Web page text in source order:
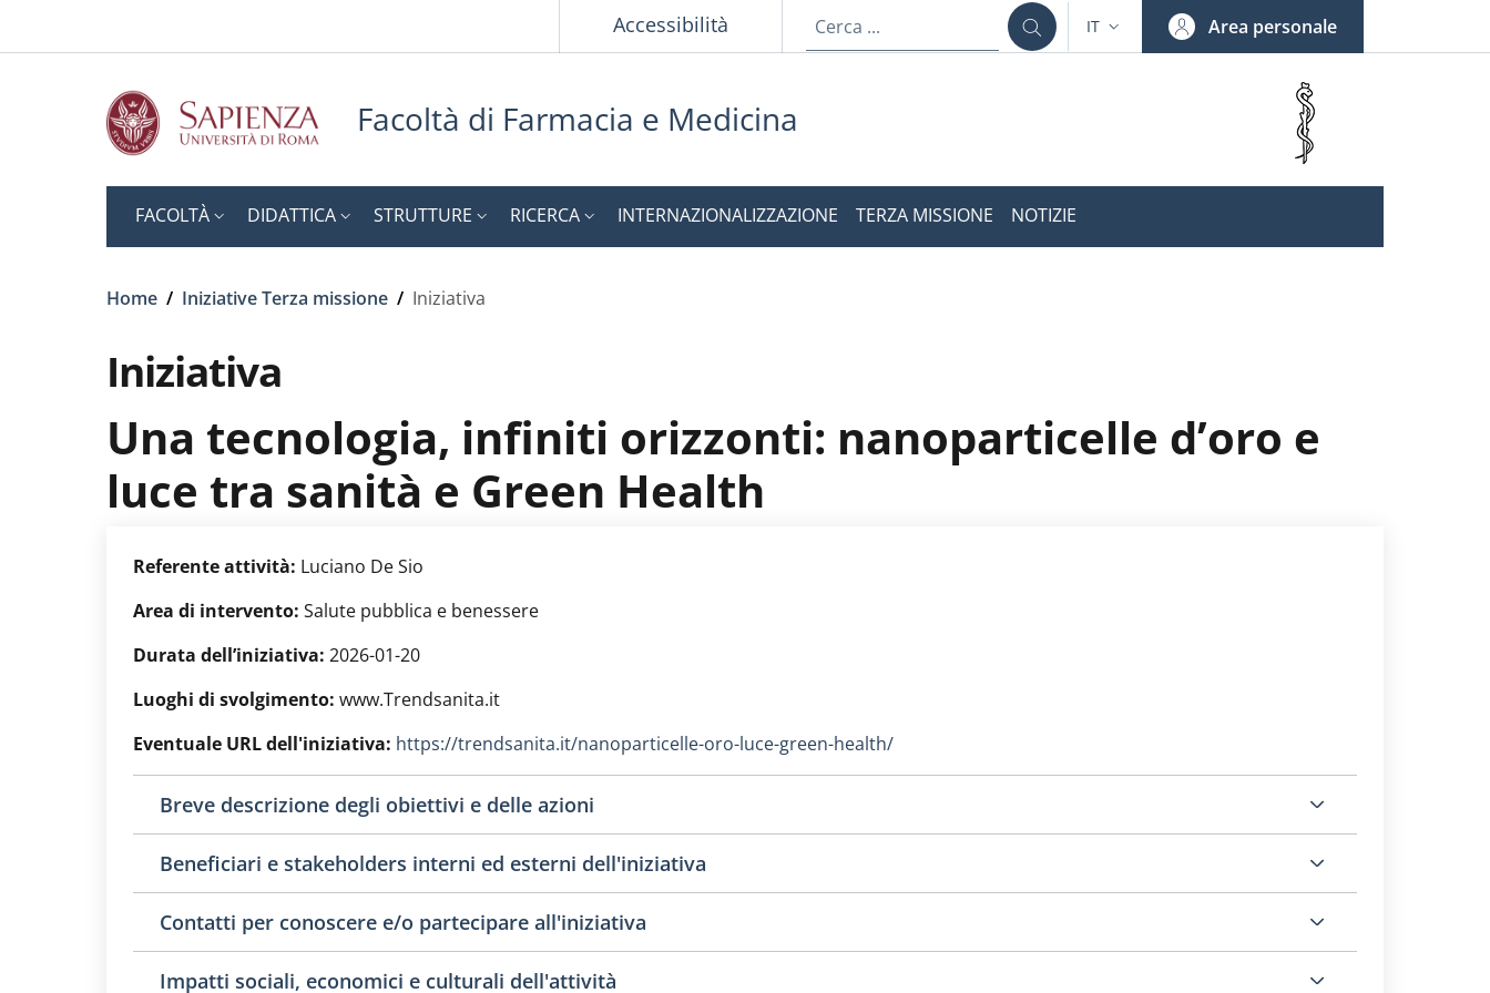
Accessibilità SELETTORE LINGUA: CURRENT LANGUAGE
IT Area personale
Facoltà di Farmacia e Medicina
FACOLTÀ DIDATTICA STRUTTURE RICERCA INTERNAZIONALIZZAZIONE TERZA MISSIONE NOTIZIE
Briciole di pane
Home / Iniziative Terza missione / Iniziativa
Iniziativa
Una tecnologia, infiniti orizzonti: nanoparticelle d’oro e
luce tra sanità e Green Health
Referente attività: Luciano De Sio
Area di intervento: Salute pubblica e benessere
Durata dell’iniziativa: 2026-01-20
Luoghi di svolgimento: www.Trendsanita.it
Eventuale URL dell'iniziativa: https://trendsanita.it/nanoparticelle-oro-luce-green-health/
Breve descrizione degli obiettivi e delle azioni
Beneficiari e stakeholders interni ed esterni dell'iniziativa
Contatti per conoscere e/o partecipare all'iniziativa
Impatti sociali, economici e culturali dell'attività